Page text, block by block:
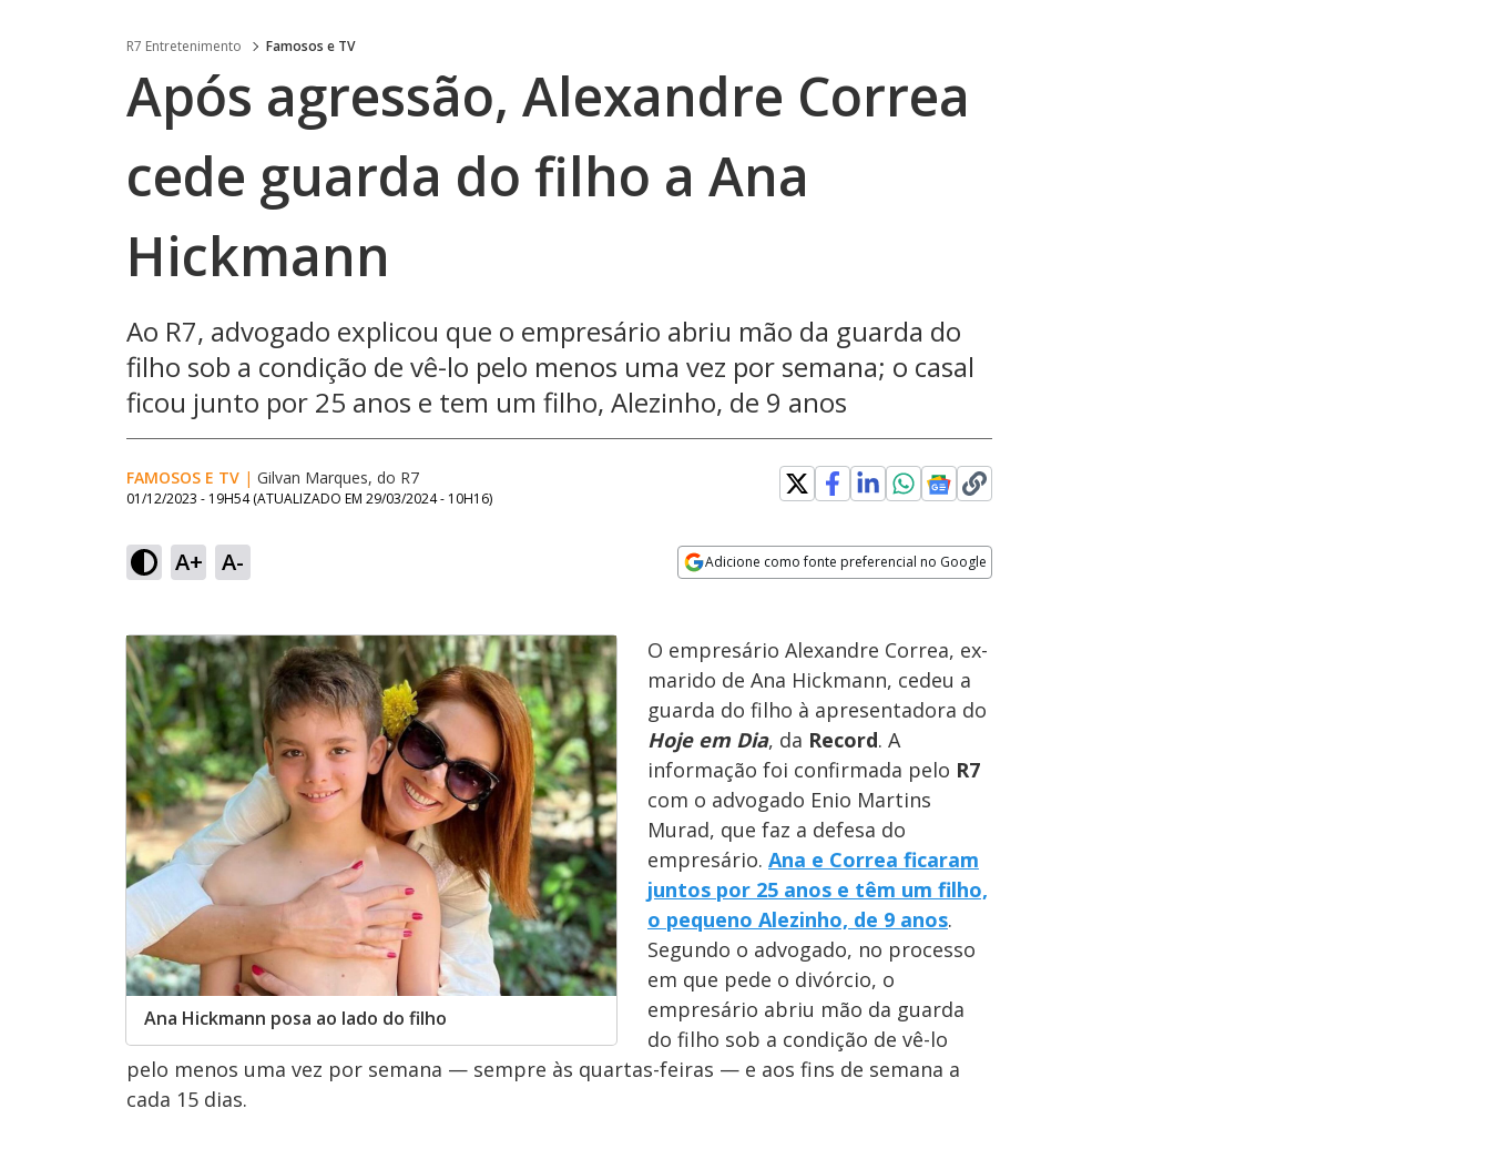
R7 Entretenimento Famosos e TV
Após agressão, Alexandre Correa
cede guarda do filho a Ana
Hickmann
Ao R7, advogado explicou que o empresário abriu mão da guarda do
filho sob a condição de vê-lo pelo menos uma vez por semana; o casal
ficou junto por 25 anos e tem um filho, Alezinho, de 9 anos
FAMOSOS E TV | Gilvan Marques, do R7
01/12/2023 - 19H54 (ATUALIZADO EM 29/03/2024 - 10H16)
A+ A- Adicione como fonte preferencial no Google
Ana Hickmann posa ao lado do filho
O empresário Alexandre Correa, ex-
marido de Ana Hickmann, cedeu a
guarda do filho à apresentadora do
Hoje em Dia, da Record. A
informação foi confirmada pelo R7
com o advogado Enio Martins
Murad, que faz a defesa do
empresário. Ana e Correa ficaram
juntos por 25 anos e têm um filho,
o pequeno Alezinho, de 9 anos.
Segundo o advogado, no processo
em que pede o divórcio, o
empresário abriu mão da guarda
do filho sob a condição de vê-lo
pelo menos uma vez por semana — sempre às quartas-feiras — e aos fins de semana a
cada 15 dias.